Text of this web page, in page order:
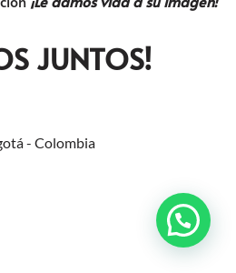
JUNTOS!
- Colombia